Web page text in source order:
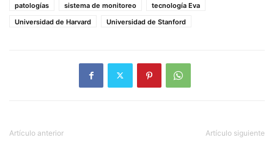
patologías
sistema de monitoreo
tecnología Eva
Universidad de Harvard
Universidad de Stanford
Artículo anterior Artículo siguiente